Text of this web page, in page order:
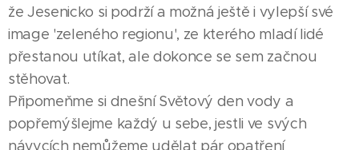
že Jesenicko si podrží a možná ještě i vylepší své
image 'zeleného regionu', ze kterého mladí lidé
přestanou utíkat, ale dokonce se sem začnou
stěhovat.
Připomeňme si dnešní Světový den vody a
popřemýšlejme každý u sebe, jestli ve svých
návycích nemůžeme udělat pár opatření